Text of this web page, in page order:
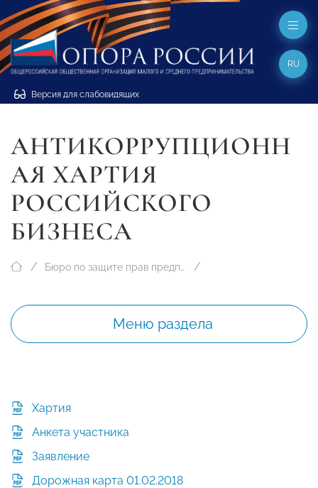
Версия для слабовидящих
RU
АНТИКОРРУПЦИОНН
АЯ ХАРТИЯ
РОССИЙСКОГО
БИЗНЕСА
Бюро по защите прав предпринимателей
Меню раздела
Хартия
Анкета участника
Заявление
Дорожная карта 01.02.2018